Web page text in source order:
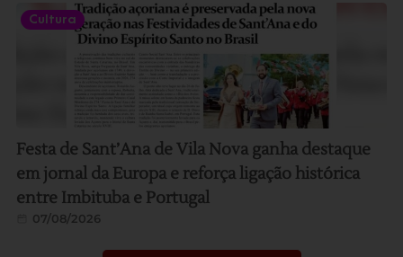
Cultura
Festa de Sant’Ana de Vila Nova ganha destaque
em jornal da Europa e reforça ligação histórica
entre Imbituba e Portugal
07/08/2026